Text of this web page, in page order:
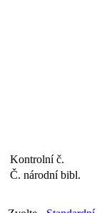
Kontrolní č.
Č. národní bibl.